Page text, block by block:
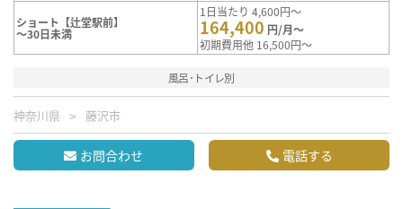
ショート【辻堂駅前】
～30日未満
1日当たり 4,600円～
164,400 円/月～
初期費用他 16,500円～
風呂･トイレ別
神奈川県 藤沢市
お問合わせ 電話する